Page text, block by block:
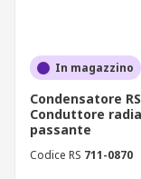
In magazzino
Condensatore
Conduttore
passante
Codice RS 711-0870